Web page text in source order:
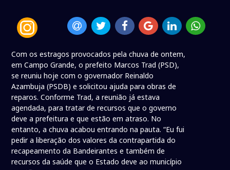
Com os estragos provocados pela chuva de ontem,
em Campo Grande, o prefeito Marcos Trad (PSD),
se reuniu hoje com o governador Reinaldo
Azambuja (PSDB) e solicitou ajuda para obras de
reparos. Conforme Trad, a reunião já estava
agendada, para tratar de recursos que o governo
deve a prefeitura e que estão em atraso. No
entanto, a chuva acabou entrando na pauta. “Eu fui
pedir a liberação dos valores da contrapartida do
recapeamento da Bandeirantes e também de
recursos da saúde que o Estado deve ao município